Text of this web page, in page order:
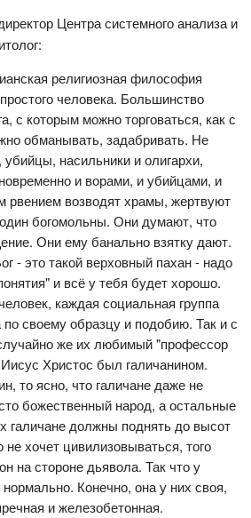
Центра системного анализа и
религиозная философия
человека. Большинство
с которым можно торговаться, как с
обманывать, задабривать. Не
насильники и олигархи,
и ворами, и убийцами, и
рвением возводят храмы, жертвуют
богомольны. Они думают, что
Они ему банально взятку дают.
- это такой верховный пахан - надо
и всё у тебя будет хорошо.
каждая социальная группа
по своему образцу и подобию. Так и с
же их любимый "профессор
Христос был галичанином.
то ясно, что галичане даже не
божественный народ, а остальные
галичане должны поднять до высот
хочет цивилизовываться, того
на стороне дьявола. Так что у
нормально. Конечно, она у них своя,
и железобетонная.